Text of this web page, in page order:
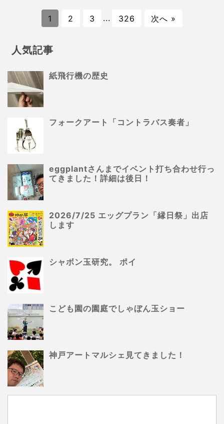
1 2 3 ... 326 次へ »
人気記事
紙飛行機の歴史
フォークアート「コントラバス奏者」
eggplantさんまでイベント打ち合わせ行っ
てきました！詳細は後日！
2026/7/25 エッグプラン「縁日祭」出店
します
シャボン玉研究。 ポイ
こども園の園庭でしゃぼん玉ショー
神戸アートマルシェ見てきました！